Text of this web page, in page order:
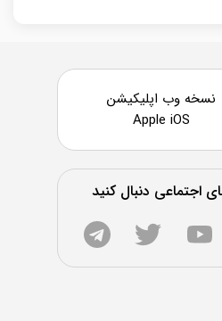
نسخه وب اپلیکیشن
Apple iOS
اجتماعی دنبال کنید